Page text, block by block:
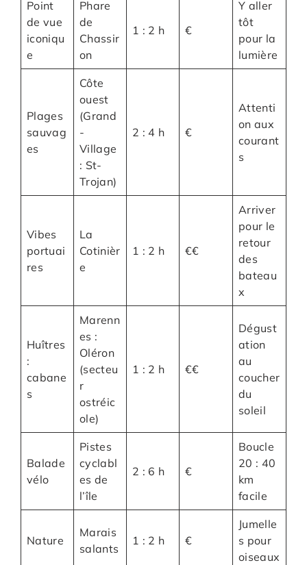
Point
de vue
iconiqu
e
Phare
de
Chassir
on
1 : 2 h €
Y aller
tôt
pour la
lumière
Plages
sauvag
es
Côte
ouest
(Grand
-
Village
: St-
Trojan)
2 : 4 h €
Attenti
on aux
courant
s
Vibes
portuai
res
La
Cotinièr
e
1 : 2 h €€
Arriver
pour le
retour
des
bateau
x
Huîtres
:
cabane
s
Marenn
es :
Oléron
(secteu
r
ostréic
ole)
1 : 2 h €€
Dégust
ation
au
coucher
du
soleil
Balade
vélo
Pistes
cyclabl
es de
l’île
2 : 6 h €
Boucle
20 : 40
km
facile
Nature
Marais
salants
1 : 2 h €
Jumelle
s pour
oiseaux